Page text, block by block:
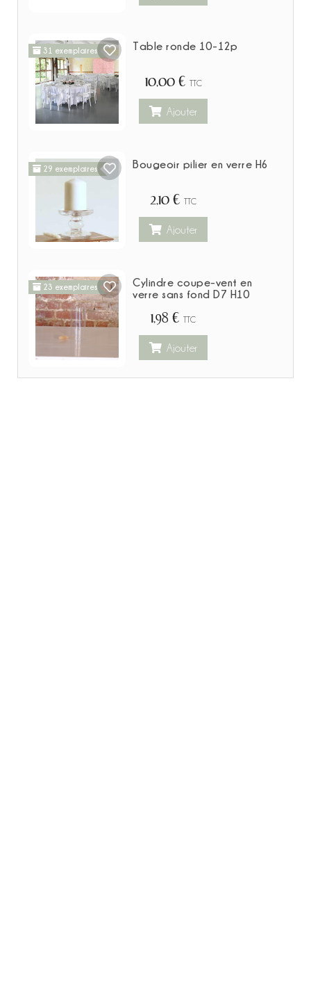
31 exemplaires Table ronde 10-12p
10,00 € TTC
Ajouter
29 exemplaires Bougeoir pilier en verre H6
2,10 € TTC
Ajouter
23 exemplaires
Cylindre coupe-vent en
verre sans fond D7 H10
1,98 € TTC
Ajouter